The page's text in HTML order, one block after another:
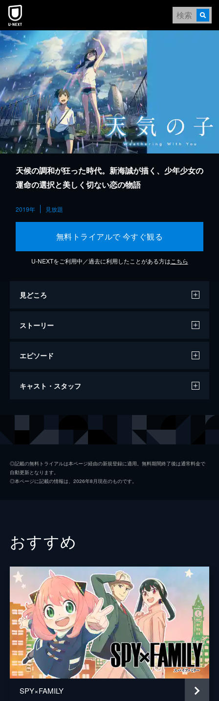
本文へスキップ
天候の調和が狂った時代。新海誠が描く、少年少女の
運命の選択と美しく切ない恋の物語
2019年 見放題
無料トライアルで 今すぐ観る
U-NEXTをご利用中／過去に利用したことがある方は こちら
見どころ
ストーリー
エピソード
天気の子
キャスト・スタッフ
天野陽菜 森七菜
監督 新海誠
脚本 新海誠
原作 新海誠
音楽 RADWIMPS
演出 徳野悠我
居村健治
アニメーション制作 コミックス・ウェーブ・フィルム
◎記載の無料トライアルは本ページ経由の新規登録に適用。無料期間終了後は通常料金で
自動更新となります。
◎本ページに記載の情報は、2026年8月現在のものです。
おすすめ
SPY×FAMILY